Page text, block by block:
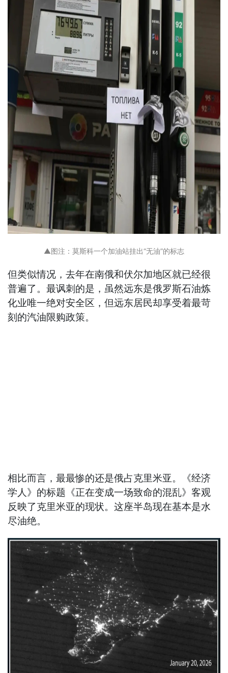
▲图注：莫斯科一个加油站挂出“无油”的标志
但类似情况，去年在南俄和伏尔加地区就已经很
普遍了。最讽刺的是，虽然远东是俄罗斯石油炼
化业唯一绝对安全区，但远东居民却享受着最苛
刻的汽油限购政策。
相比而言，最最惨的还是俄占克里米亚。《经济
学人》的标题《正在变成一场致命的混乱》客观
反映了克里米亚的现状。这座半岛现在基本是水
尽油绝。